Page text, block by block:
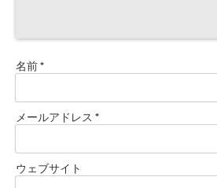
名前*
メールアドレス *
ウェブサイト